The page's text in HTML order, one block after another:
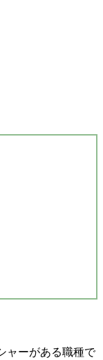
ャーがある職種で